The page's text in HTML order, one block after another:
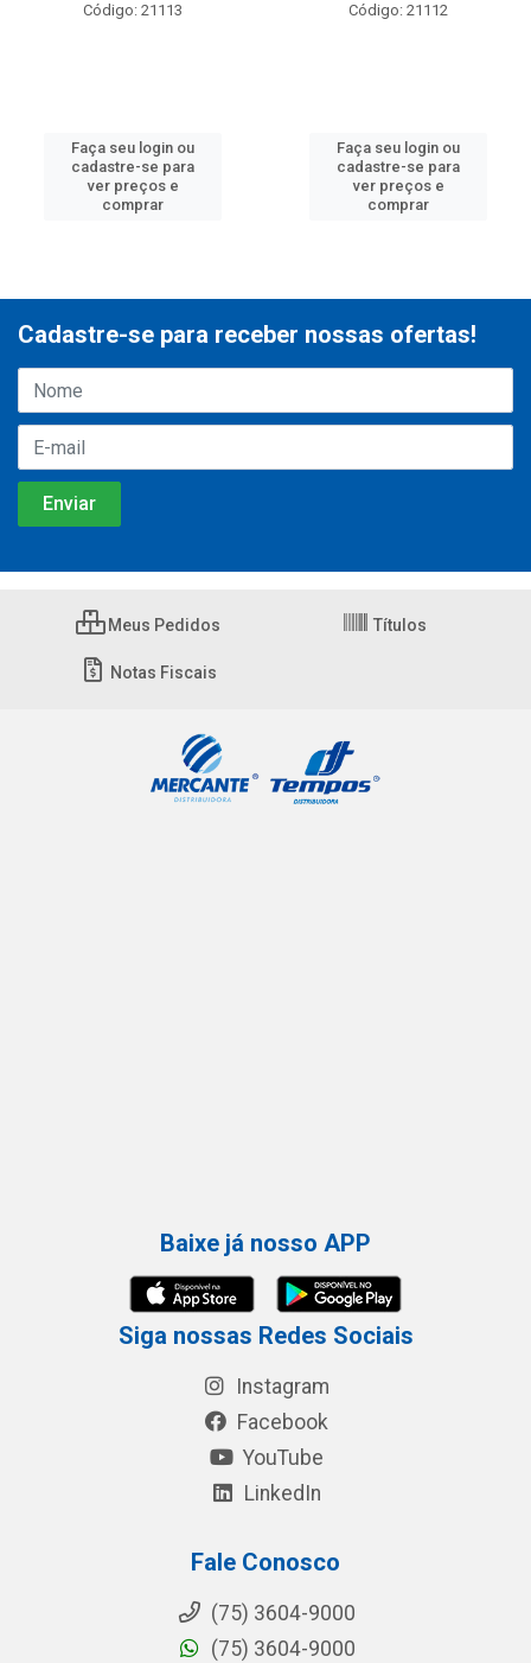
Código: 21113
Faça seu login ou
cadastre-se para
ver preços e
comprar
Código: 21112
Faça seu login ou
cadastre-se para
ver preços e
comprar
Cadastre-se para receber nossas ofertas!
Meus Pedidos Títulos
Notas Fiscais
Baixe já nosso APP
Siga nossas Redes Sociais
Instagram
Facebook
YouTube
LinkedIn
Fale Conosco
(75) 3604-9000
(75) 3604-9000